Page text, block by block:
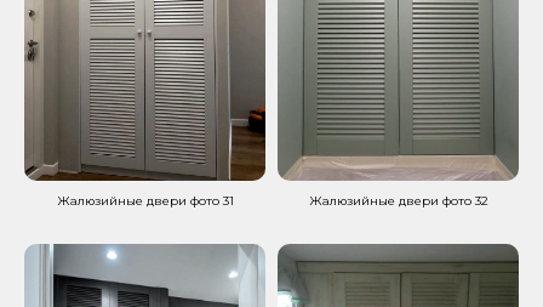
Жалюзийные двери фото 31 Жалюзийные двери фото 32